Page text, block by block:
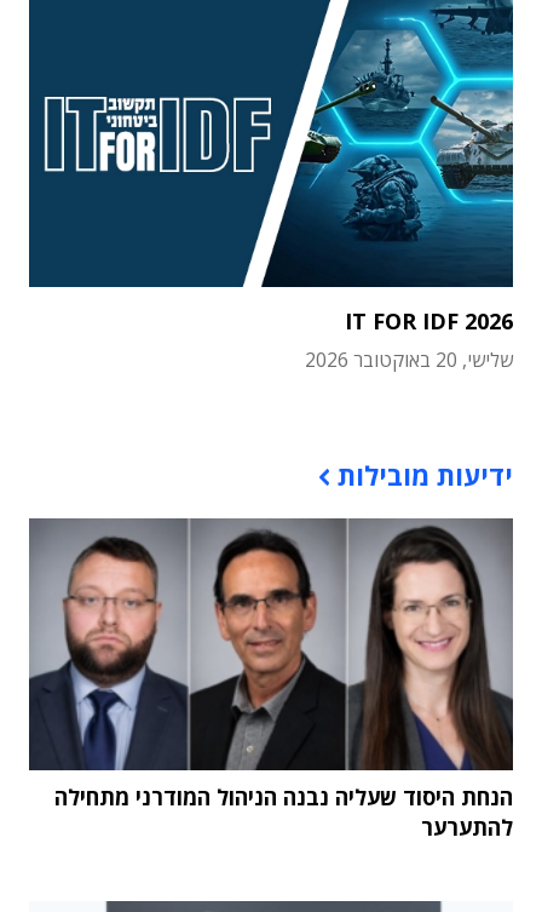
IT FOR IDF 2026
שלישי, 20 באוקטובר 2026
ידיעות מובילות
הנחת היסוד שעליה נבנה הניהול המודרני מתחילה
להתערער